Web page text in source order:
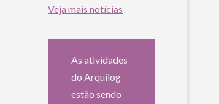
Veja mais notícias
As atividades
do Arquilog
estão sendo